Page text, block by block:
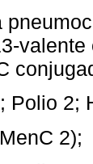
Polio 2;
2);